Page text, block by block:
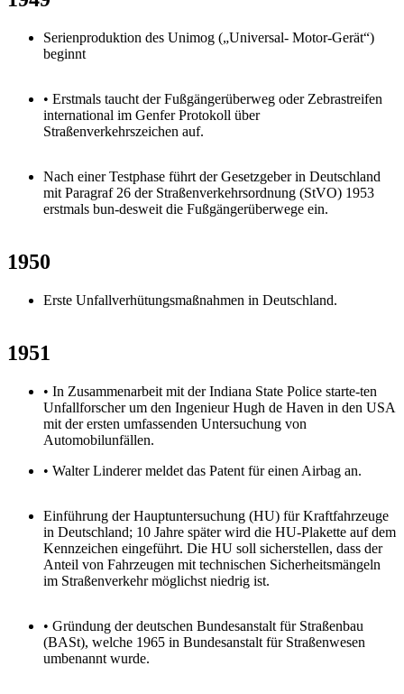
Serienproduktion des Unimog („Universal- Motor-Gerät“)
beginnt
• Erstmals taucht der Fußgängerüberweg oder Zebrastreifen
international im Genfer Protokoll über
Straßenverkehrszeichen auf.
Nach einer Testphase führt der Gesetzgeber in Deutschland
mit Paragraf 26 der Straßenverkehrsordnung (StVO) 1953
erstmals bun-desweit die Fußgängerüberwege ein.
1950
Erste Unfallverhütungsmaßnahmen in Deutschland.
1951
• In Zusammenarbeit mit der Indiana State Police starte-ten
Unfallforscher um den Ingenieur Hugh de Haven in den USA
mit der ersten umfassenden Untersuchung von
Automobilunfällen.
• Walter Linderer meldet das Patent für einen Airbag an.
Einführung der Hauptuntersuchung (HU) für Kraftfahrzeuge
in Deutschland; 10 Jahre später wird die HU-Plakette auf dem
Kennzeichen eingeführt. Die HU soll sicherstellen, dass der
Anteil von Fahrzeugen mit technischen Sicherheitsmängeln
im Straßenverkehr möglichst niedrig ist.
• Gründung der deutschen Bundesanstalt für Straßenbau
(BASt), welche 1965 in Bundesanstalt für Straßenwesen
umbenannt wurde.